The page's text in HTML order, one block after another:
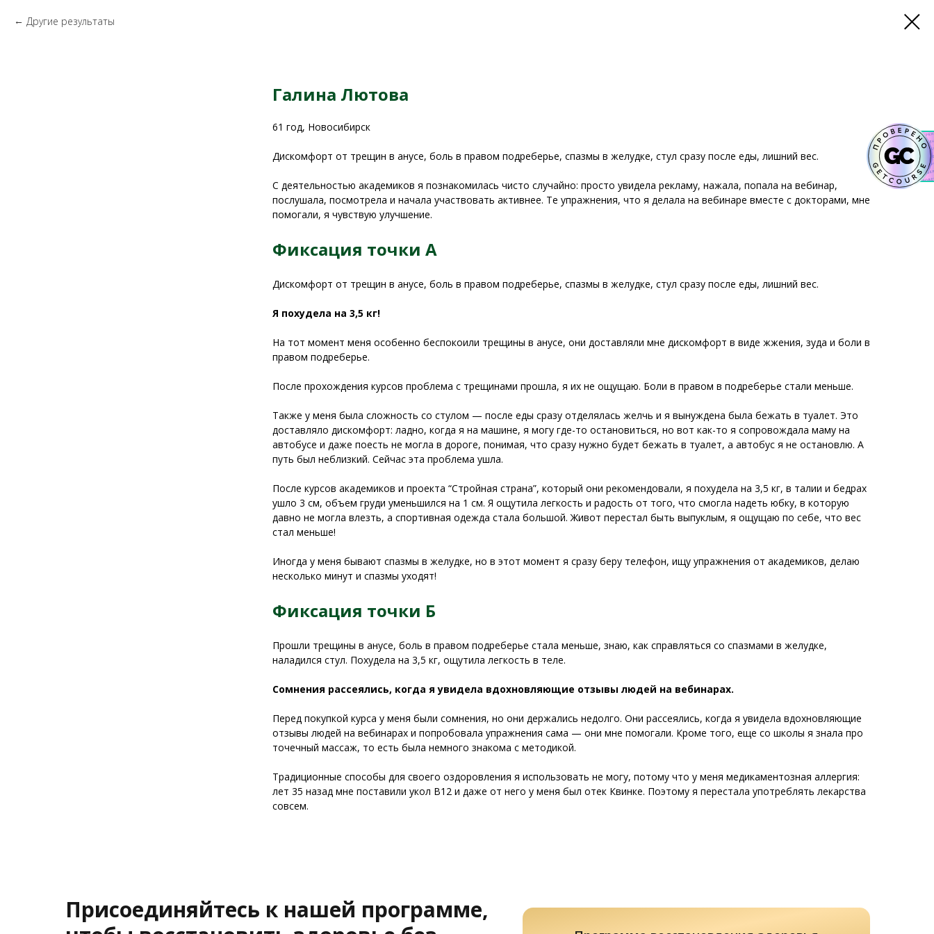
Другие результаты
Галина Лютова
61 год, Новосибирск
Дискомфорт от трещин в анусе, боль в правом подреберье, спазмы в желудке, стул сразу после еды, лишний вес.
С деятельностью академиков я познакомилась чисто случайно: просто увидела рекламу, нажала, попала на вебинар,
послушала, посмотрела и начала участвовать активнее. Те упражнения, что я делала на вебинаре вместе с докторами, мне
помогали, я чувствую улучшение.
Фиксация точки А
Дискомфорт от трещин в анусе, боль в правом подреберье, спазмы в желудке, стул сразу после еды, лишний вес.
Я похудела на 3,5 кг!
На тот момент меня особенно беспокоили трещины в анусе, они доставляли мне дискомфорт в виде жжения, зуда и боли в
правом подреберье.
После прохождения курсов проблема с трещинами прошла, я их не ощущаю. Боли в правом в подреберье стали меньше.
Также у меня была сложность со стулом — после еды сразу отделялась желчь и я вынуждена была бежать в туалет. Это
доставляло дискомфорт: ладно, когда я на машине, я могу где-то остановиться, но вот как-то я сопровождала маму на
автобусе и даже поесть не могла в дороге, понимая, что сразу нужно будет бежать в туалет, а автобус я не остановлю. А
путь был неблизкий. Сейчас эта проблема ушла.
После курсов академиков и проекта “Стройная страна”, который они рекомендовали, я похудела на 3,5 кг, в талии и бедрах
ушло 3 см, объем груди уменьшился на 1 см. Я ощутила легкость и радость от того, что смогла надеть юбку, в которую
давно не могла влезть, а спортивная одежда стала большой. Живот перестал быть выпуклым, я ощущаю по себе, что вес
стал меньше!
Иногда у меня бывают спазмы в желудке, но в этот момент я сразу беру телефон, ищу упражнения от академиков, делаю
несколько минут и спазмы уходят!
Фиксация точки Б
Прошли трещины в анусе, боль в правом подреберье стала меньше, знаю, как справляться со спазмами в желудке,
наладился стул. Похудела на 3,5 кг, ощутила легкость в теле.
Сомнения рассеялись, когда я увидела вдохновляющие отзывы людей на вебинарах.
Перед покупкой курса у меня были сомнения, но они держались недолго. Они рассеялись, когда я увидела вдохновляющие
отзывы людей на вебинарах и попробовала упражнения сама — они мне помогали. Кроме того, еще со школы я знала про
точечный массаж, то есть была немного знакома с методикой.
Традиционные способы для своего оздоровления я использовать не могу, потому что у меня медикаментозная аллергия:
лет 35 назад мне поставили укол B12 и даже от него у меня был отек Квинке. Поэтому я перестала употреблять лекарства
совсем.
Присоединяйтесь к нашей программе,